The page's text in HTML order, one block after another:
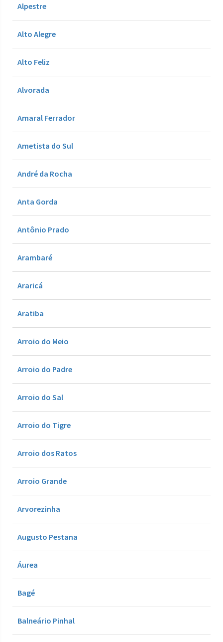
Alpestre
Alto Alegre
Alto Feliz
Alvorada
Amaral Ferrador
Ametista do Sul
André da Rocha
Anta Gorda
Antônio Prado
Arambaré
Araricá
Aratiba
Arroio do Meio
Arroio do Padre
Arroio do Sal
Arroio do Tigre
Arroio dos Ratos
Arroio Grande
Arvorezinha
Augusto Pestana
Áurea
Bagé
Balneário Pinhal